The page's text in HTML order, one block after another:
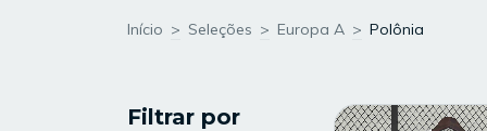
Início > Seleções > Europa A > Polônia
Filtrar por